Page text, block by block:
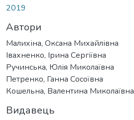
2019
Автори
Малихіна, Оксана Михайлівна
Івахненко, Ірина Сергіївна
Ручинська, Юлія Миколаївна
Петренко, Ганна Сосоївна
Кошельна, Валентина Миколаївна
Видавець